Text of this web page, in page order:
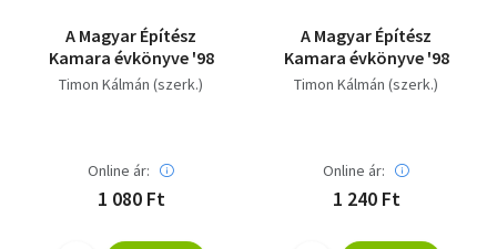
A Magyar Építész
Kamara évkönyve '98
Timon Kálmán (szerk.)
Online ár:
1 080 Ft
A Magyar Építész
Kamara évkönyve '98
Timon Kálmán (szerk.)
Online ár:
1 240 Ft